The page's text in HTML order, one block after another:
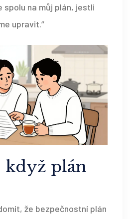
spolu na můj plán, jestli
upravit.“
když plán
že bezpečnostní plán